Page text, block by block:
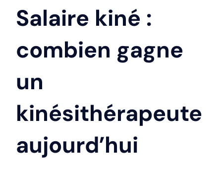
Salaire kiné :
combien gagne
un
kinésithérapeute
aujourd’hui